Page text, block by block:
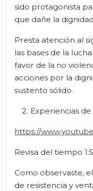
sido protagonista
que dañe la
Presta atención al
las bases de la
favor de la no
acciones por la
sustento sólido.
Experiencias
https://
Revisa del tiempo
Como observaste,
de resistencia y